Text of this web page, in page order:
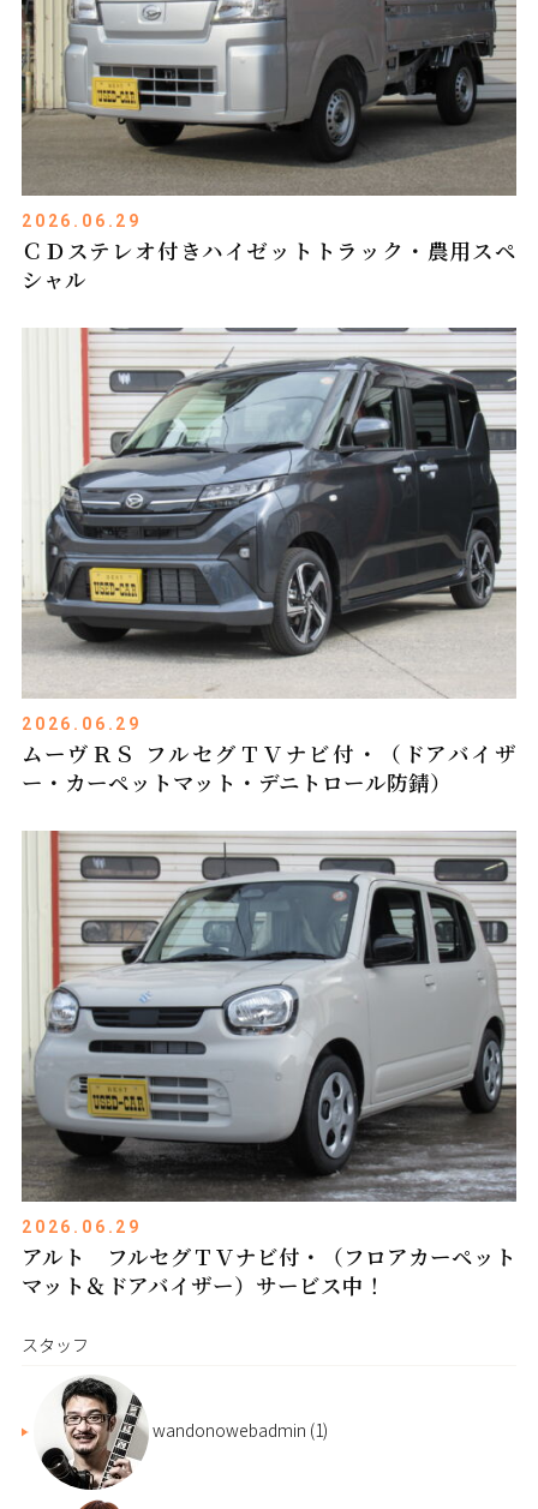
2026.06.29
ＣＤステレオ付きハイゼットトラック・農用スペ
シャル
2026.06.29
ムーヴＲＳ フルセグＴＶナビ付・（ドアバイザ
ー・カーペットマット・デニトロール防錆）
2026.06.29
アルト フルセグＴＶナビ付・（フロアカーペット
マット＆ドアバイザー）サービス中！
スタッフ
wandonowebadmin (1)